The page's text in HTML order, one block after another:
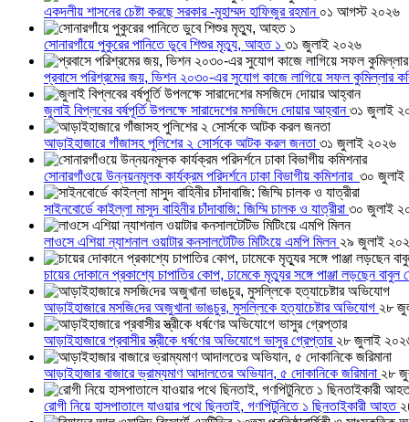
একদলীয় শাসনের চেষ্টা করছে সরকার -মুহাম্মদ হাফিজুর রহমান ০১ আগস্ট ২০২৬
সোনারগাঁয়ে পুকুরের পানিতে ডুবে শিশুর মৃত্যু, আহত ১ ৩১ জুলাই ২০২৬
প্রবাসে পরিশ্রমের জয়, ভিশন ২০৩০-এর সুযোগ কাজে লাগিয়ে সফল কুমিল্লার
জুলাই বিপ্লবের বর্ষপূর্তি উপলক্ষে সারাদেশের মসজিদে দোয়ার আহ্বান৩১ জুলাই
আড়াইহাজারে গাঁজাসহ পুলিশের ২ সোর্সকে আটক করল জনতা ৩১ জুলাই ২০২৬
সোনারগাঁওয়ে উন্নয়নমূলক কার্যক্রম পরিদর্শনে ঢাকা বিভাগীয় কমিশনার ৩০ জুলাই
সাইনবোর্ডে কাইল্লা মাসুদ বাহিনীর চাঁদাবাজি: জিম্মি চালক ও যাত্রীরা ৩০ জুলাই
লাওসে এশিয়া ন্যাশনাল ওয়াটার কনসালটেটিভ মিটিংয়ে এমপি মিলন ২৯ জুলাই
চায়ের দোকানে প্রকাশ্যে চাপাতির কোপ, ঢামেকে মৃত্যুর সঙ্গে পাঞ্জা লড়ছেন বাবুল
আড়াইহাজারে মস‌জি‌দের অজুখানা ভাঙচুর, মুসল্লিকে হত্যাচেষ্টার অভিযোগ ২৮
আড়াইহাজারে প্রবাসীর স্ত্রীকে ধর্ষণের অভিযোগে ভাসুর গ্রেপ্তার ২৮ জুলাই
আড়াইহাজার বাজারে ভ্রাম্যমাণ আদালতের অভিযান, ৫ দোকানিকে জরিমানা ২৮
রোগী নিয়ে হাসপাতালে যাওয়ার পথে ছিনতাই, গণপিটুনিতে ১ ছিনতাইকারী আহত